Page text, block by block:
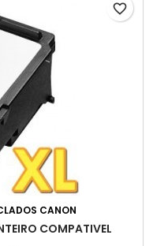
CANON
COMPATIVEL
favorite_border